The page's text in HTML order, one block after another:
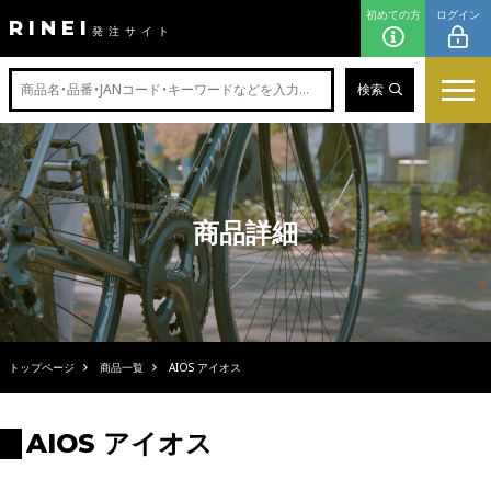
RINEI 発注サイト
初めての方 ログイン
検索
商品詳細
トップページ 商品一覧 AIOS アイオス
AIOS アイオス